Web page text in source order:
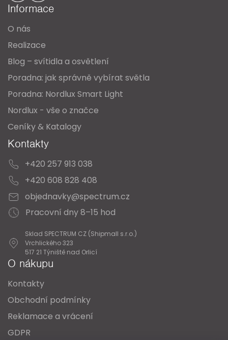
Informace
O nás
Realizace
Blog – svítidla a osvětlení
Poradna: jak správně vybírat světla
Poradna: Nordlux Smart Light
Nordlux - vše o značce
Ceníky & Katalogy
Kontakty
+420 257 913 038
+420 608 828 408
objednavky@spectrum.cz
Pracovní dny 8–15 hod
Sklad SPECTRUM CZ (Shipmall s.r.o.)
Vrchlického 323
517 21 Týniště nad Orlicí
O nákupu
Kontakty
Obchodní podmínky
Reklamace a vrácení
GDPR